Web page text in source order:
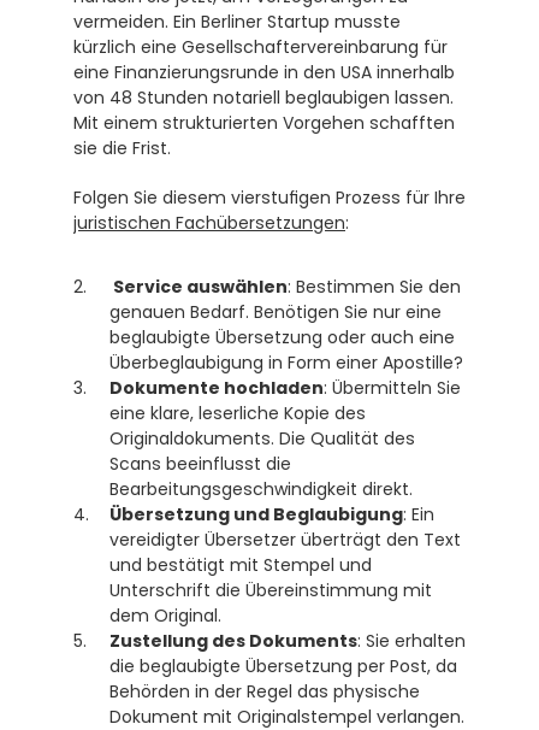
vermeiden. Ein Berliner Startup musste
kürzlich eine Gesellschaftervereinbarung für
eine Finanzierungsrunde in den USA innerhalb
von 48 Stunden notariell beglaubigen lassen.
Mit einem strukturierten Vorgehen schafften
sie die Frist.
juristischen Fachübersetzungen:
Service auswählen: Bestimmen Sie den
genauen Bedarf. Benötigen Sie nur eine
beglaubigte Übersetzung oder auch eine
Überbeglaubigung in Form einer Apostille?
Dokumente hochladen: Übermitteln Sie
eine klare, leserliche Kopie des
Originaldokuments. Die Qualität des
Scans beeinflusst die
Bearbeitungsgeschwindigkeit direkt.
Übersetzung und Beglaubigung: Ein
vereidigter Übersetzer überträgt den Text
und bestätigt mit Stempel und
Unterschrift die Übereinstimmung mit
dem Original.
Zustellung des Dokuments: Sie erhalten
die beglaubigte Übersetzung per Post, da
Behörden in der Regel das physische
Dokument mit Originalstempel verlangen.